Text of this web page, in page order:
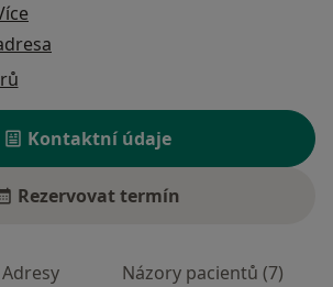
Kontaktní údaje
Rezervovat termín
Adresy Názory pacientů (7)